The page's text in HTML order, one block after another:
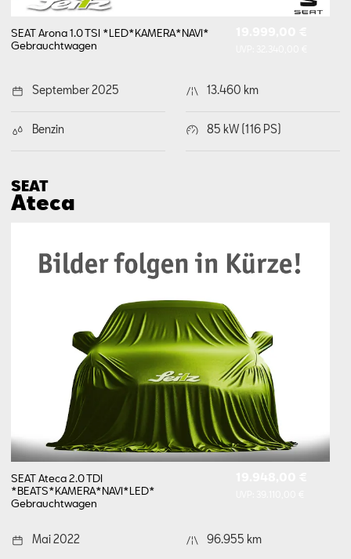
SEAT Arona 1.0 TSI *LED*KAMERA*NAVI*
Gebrauchtwagen
September 2025 13.460 km
Benzin 85 kW (116 PS)
SEAT
Ateca
SEAT Ateca 2.0 TDI
*BEATS*KAMERA*NAVI*LED*
Gebrauchtwagen
Mai 2022 96.955 km